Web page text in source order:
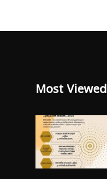
Most Viewed